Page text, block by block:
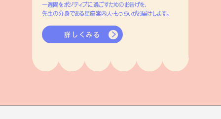
一週間をポジティブに過ごすためのお告げを、
先生の分身である星座案内人・もっちぃがお届けします。
詳しくみる